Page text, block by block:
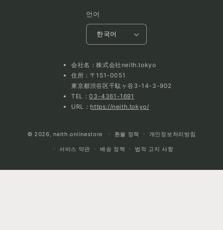
언어
한국어
会社名：株式会社neith.tokyo
住所：〒151-0051
東京都渋谷区千駄ヶ谷3-14-3-902
TEL：03-4361-1691
URL： https://neith.tokyo/
© 2026, neith.onlinestore 환불 정책 개인정보처리방침
서비스 약관 배송 정책 법적 고지 사항